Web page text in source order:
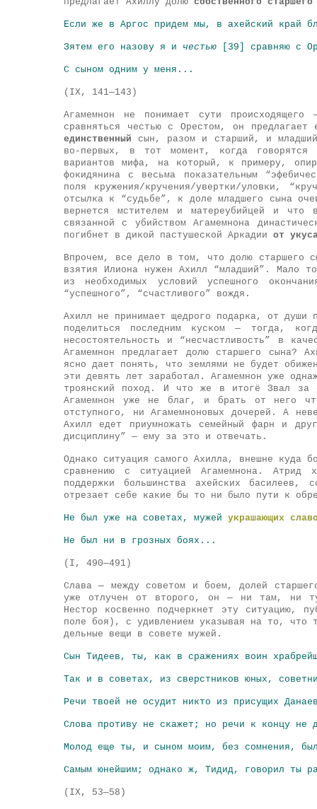
Если же в Аргос придем мы, в ахейский край
Зятем его назову я и честью [39] сравняю с
С сыном одним у меня...
(IX, 141—143)
Агамемнон не понимает сути
сравняться честью с Орестом, он
единственный сын, разом и старший, и
во-первых, в тот момент, когда
вариантов мифа, на который, к примеру,
фокидянина с весьма показательным
поля кружения/кручения/увертки/уловки,
отсылка к “судьбе”, к доле младшего сына
вернется мстителем и матереубийцей и
связанной с убийством Агамемнона
погибнет в дикой пастушеской Аркадии от
Впрочем, все дело в том, что долю старшего
взятия Илиона нужен Ахилл “младший”. Мало
из необходимых условий успешного
“успешного”, “счастливого” вождя.
Ахилл не принимает щедрого подарка, от души
поделиться последним куском — тогда,
несостоятельность и “несчастливость” в
Агамемнон предлагает долю старшего сына?
ясно дает понять, что землями не будет
эти девять лет заработал. Агамемнон уже
троянский поход. И что же в итогё Звал за
Агамемнон уже не благ, и брать от него
отступного, ни Агамемноновых дочерей. А
Ахилл едет приумножать семейный фарн и
дисциплину” — ему за это и отвечать.
Однако ситуация самого Ахилла, внешне куда
сравнению с ситуацией Агамемнона.
поддержки большинства ахейских басилеев,
отрезает себе какие бы то ни было пути к
Не был уже на советах, мужей украшающих
Не был ни в грозных боях...
(I, 490—491)
Слава — между советом и боем, долей
уже отлучен от второго, он — ни там, ни
Нестор косвенно подчеркнет эту ситуацию,
поле боя), с удивлением указывая на то, что
дельные вещи в совете мужей.
Сын Тидеев, ты, как в сражениях воин
Так и в советах, из сверстников юных,
Речи твоей не осудит никто из присущих
Слова противу не скажет; но речи к концу не
Молод еще ты, и сыном моим, без сомнения,
Самым юнейшим; однако ж, Тидид, говорил ты
(IX, 53—58)